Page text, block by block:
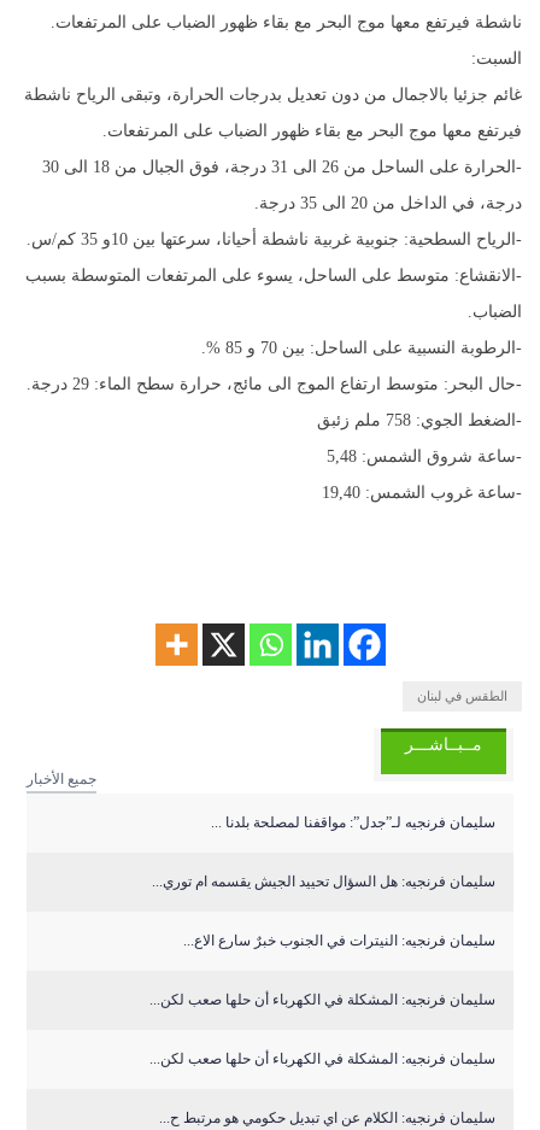
ناشطة فيرتفع معها موج البحر مع بقاء ظهور الضباب على المرتفعات.
السبت:
غائم جزئيا بالاجمال من دون تعديل بدرجات الحرارة، وتبقى الرياح ناشطة
فيرتفع معها موج البحر مع بقاء ظهور الضباب على المرتفعات.
-الحرارة على الساحل من 26 الى 31 درجة، فوق الجبال من 18 الى 30
درجة، في الداخل من 20 الى 35 درجة.
-الرياح السطحية: جنوبية غربية ناشطة أحيانا، سرعتها بين 10و 35 كم/س.
-الانقشاع: متوسط على الساحل، يسوء على المرتفعات المتوسطة بسبب
الضباب.
-الرطوبة النسبية على الساحل: بين 70 و 85 %.
-حال البحر: متوسط ارتفاع الموج الى مائج، حرارة سطح الماء: 29 درجة.
-الضغط الجوي: 758 ملم زئبق
-ساعة شروق الشمس: 5,48
-ساعة غروب الشمس: 19,40
الطقس في لبنان
مــبــاشـــر
جميع الأخبار
سليمان فرنجيه لـ”جدل”: مواقفنا لمصلحة بلدنا ...
سليمان فرنجيه: هل السؤال تحييد الجيش يقسمه ام توري...
سليمان فرنجيه: النيترات في الجنوب خبرٌ سارع الاع...
سليمان فرنجيه: المشكلة في الكهرباء أن حلها صعب لكن...
سليمان فرنجيه: المشكلة في الكهرباء أن حلها صعب لكن...
سليمان فرنجيه: الكلام عن اي تبديل حكومي هو مرتبط ح...